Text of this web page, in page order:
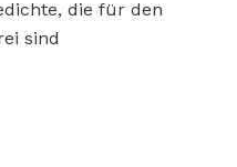
die für den
sind